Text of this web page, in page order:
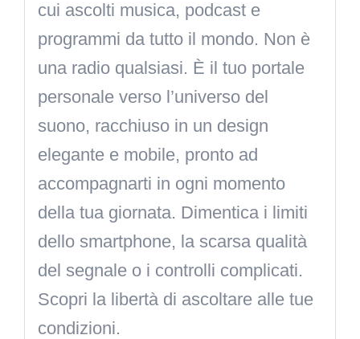
cui ascolti musica, podcast e
programmi da tutto il mondo. Non è
una radio qualsiasi. È il tuo portale
personale verso l’universo del
suono, racchiuso in un design
elegante e mobile, pronto ad
accompagnarti in ogni momento
della tua giornata. Dimentica i limiti
dello smartphone, la scarsa qualità
del segnale o i controlli complicati.
Scopri la libertà di ascoltare alle tue
condizioni.